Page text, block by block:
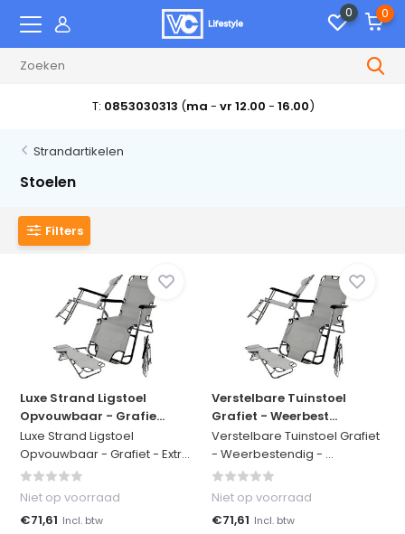
0 0
T: 0853030313 (ma - vr 12.00 - 16.00)
Strandartikelen
Stoelen
Filters
Luxe Strand Ligstoel
Opvouwbaar - Grafie...
Luxe Strand Ligstoel
Opvouwbaar - Grafiet - Extr...
Niet op voorraad
€71,61 Incl. btw
Verstelbare Tuinstoel
Grafiet - Weerbest...
Verstelbare Tuinstoel Grafiet
- Weerbestendig - ...
Niet op voorraad
€71,61 Incl. btw